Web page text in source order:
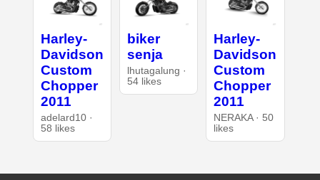
Harley-
Davidson
Custom
Chopper
2011
adelard10 ·
58 likes
biker
senja
lhutagalung ·
54 likes
Harley-
Davidson
Custom
Chopper
2011
NERAKA · 50
likes